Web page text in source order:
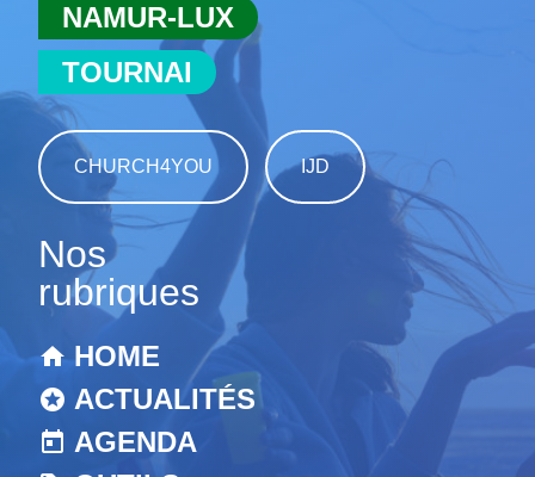
NAMUR-LUX
TOURNAI
CHURCH4YOU IJD
Nos
rubriques
HOME
ACTUALITÉS
AGENDA